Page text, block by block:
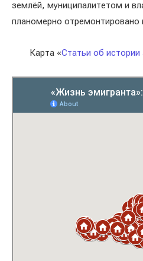
землёй, муниципалитетом и
планомерно
Карта «Статьи об истории